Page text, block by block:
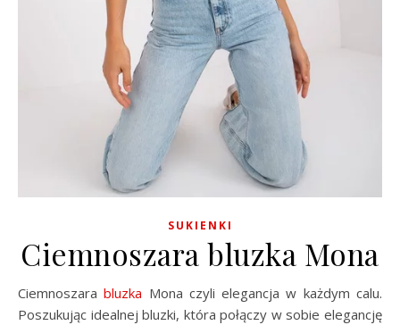
SUKIENKI
Ciemnoszara bluzka Mona
Ciemnoszarabluzka Mona czyli elegancja w każdym calu.
Poszukując idealnej bluzki, która połączy w sobie elegancję